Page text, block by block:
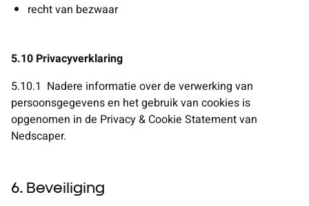
recht van bezwaar
5.10 Privacyverklaring
5.10.1 Nadere informatie over de verwerking van
persoonsgegevens en het gebruik van cookies is
opgenomen in de Privacy & Cookie Statement van
Nedscaper.
6. Beveiliging